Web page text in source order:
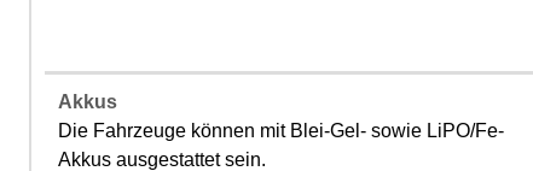
Akkus
Die Fahrzeuge können mit Blei-Gel- sowie LiPO/Fe-
Akkus ausgestattet sein.